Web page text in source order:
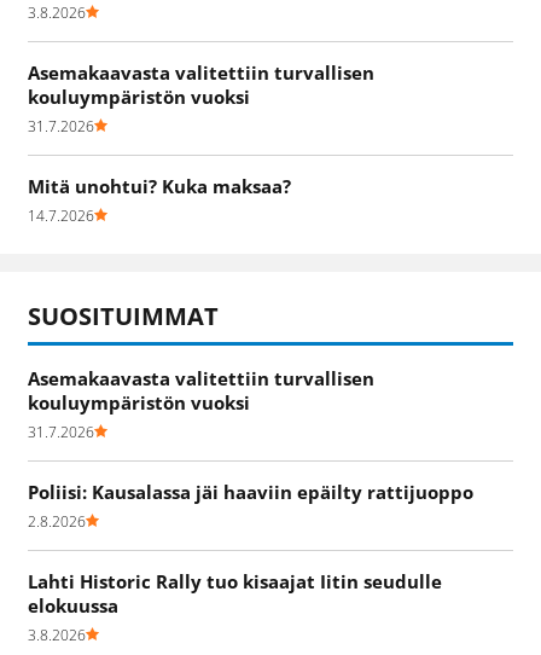
3.8.2026
Asemakaavasta valitettiin turvallisen
kouluympäristön vuoksi
31.7.2026
Mitä unohtui? Kuka maksaa?
14.7.2026
SUOSITUIMMAT
Asemakaavasta valitettiin turvallisen
kouluympäristön vuoksi
31.7.2026
Poliisi: Kausalassa jäi haaviin epäilty rattijuoppo
2.8.2026
Lahti Historic Rally tuo kisaajat Iitin seudulle
elokuussa
3.8.2026